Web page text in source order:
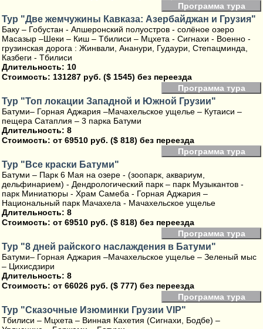
Программа тура
Тур "Две жемчужины Кавказа: Азербайджан и Грузия"
Баку – Гобустан - Апшеронский полуостров - солёное озеро
Масазыр –Шеки – Киш – Тбилиси – Мцхета - Сигнахи - Военно -
грузинская дорога : Жинвали, Ананури, Гудаури, Степацминда,
Казбеги - Тбилиси
Длительность: 10
Стоимость: 131287 руб. ($ 1545) без переезда
Программа тура
Тур "Топ локации Западной и Южной Грузии"
Батуми– Горная Аджария –Мачахельское ущелье – Кутаиси –
пещера Сатаплия – 3 парка Батуми
Длительность: 8
Стоимость: от 69510 руб. ($ 818) без переезда
Программа тура
Тур "Все краски Батуми"
Батуми – Парк 6 Мая на озере - (зоопарк, аквариум,
дельфинарием) - Дендрологический парк – парк Музыкантов -
парк Миниатюры - Храм Самеба - Горная Аджария –
Национальный парк Мачахела - Мачахельское ущелье
Длительность: 8
Стоимость: от 69510 руб. ($ 818) без переезда
Программа тура
Тур "8 дней райского наслаждения в Батуми"
Батуми– Горная Аджария –Мачахельское ущелье – Зеленый мыс
– Цихисдзири
Длительность: 8
Стоимость: от 66026 руб. ($ 777) без переезда
Программа тура
Тур "Сказочные Изюминки Грузии VIP"
Тбилиси – Мцхета – Винная Кахетия (Сигнахи, Бодбе) –